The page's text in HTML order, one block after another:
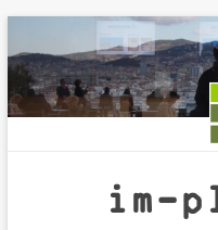
Inhalt
springen
im-